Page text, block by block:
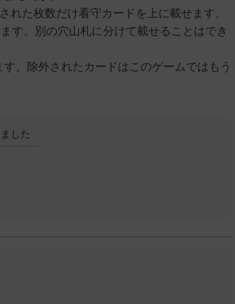
れた枚数だけ看守カードを上に載せます。
す。別の穴山札に分けて載せることはでき
。除外されたカードはこのゲームではもう
ました